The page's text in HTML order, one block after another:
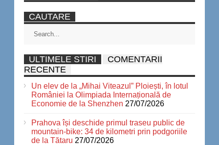
CAUTARE
ULTIMELE STIRI
COMENTARII
RECENTE
Un elev de la „Mihai Viteazul” Ploiești, în lotul
României la Olimpiada Internațională de
Economie de la Shenzhen 27/07/2026
Prahova își deschide primul traseu public de
mountain-bike: 34 de kilometri prin podgoriile
de la Tătaru 27/07/2026